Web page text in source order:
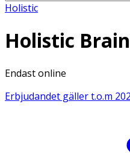
Holistic
Holistic
Endast online
Erbjudandet gäller t.o.m